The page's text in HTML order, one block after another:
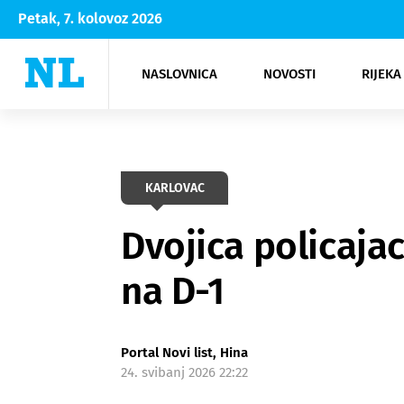
Petak, 7. kolovoz 2026
NASLOVNICA NOVOSTI
Rijeka Opatija
NK
Moda
Kultura
KARLOVAC
Dvojica
na D-1
Portal Novi list, Hina
24. svibanj 2026 22:22